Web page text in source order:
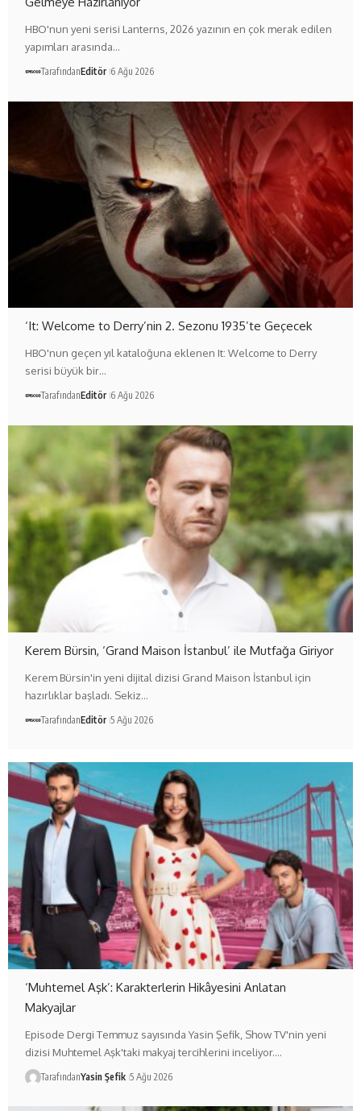
HBO'nun yeni serisi Lanterns, 2026 yazının en çok merak edilen
yapımları arasında…
TarafındanEditör 6 Ağu 2026
‘It: Welcome to Derry’nin 2. Sezonu 1935’te Geçecek
HBO'nun geçen yıl kataloğuna eklenen It: Welcome to Derry
serisi büyük bir…
TarafındanEditör 6 Ağu 2026
Kerem Bürsin, ‘Grand Maison İstanbul’ ile Mutfağa Giriyor
Kerem Bürsin'in yeni dijital dizisi Grand Maison İstanbul için
hazırlıklar başladı. Sekiz…
TarafındanEditör 5 Ağu 2026
‘Muhtemel Aşk’: Karakterlerin Hikâyesini Anlatan
Makyajlar
Episode Dergi Temmuz sayısında Yasin Şefik, Show TV'nin yeni
dizisi Muhtemel Aşk'taki makyaj tercihlerini inceliyor.…
TarafındanYasin Şefik 5 Ağu 2026